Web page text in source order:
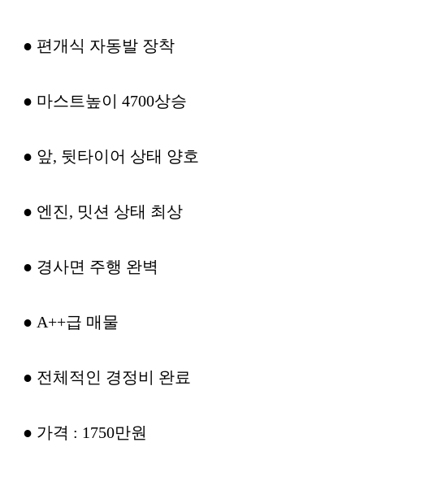
● 편개식 자동발 장착
● 마스트높이 4700상승
● 앞, 뒷타이어 상태 양호
● 엔진, 밋션 상태 최상
● 경사면 주행 완벽
● A++급 매물
● 전체적인 경정비 완료
● 가격 : 1750만원